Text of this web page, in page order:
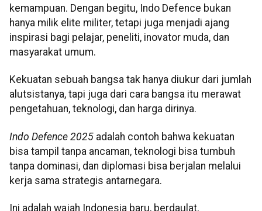
kemampuan. Dengan begitu, Indo Defence bukan
hanya milik elite militer, tetapi juga menjadi ajang
inspirasi bagi pelajar, peneliti, inovator muda, dan
masyarakat umum.
Kekuatan sebuah bangsa tak hanya diukur dari jumlah
alutsistanya, tapi juga dari cara bangsa itu merawat
pengetahuan, teknologi, dan harga dirinya.
Indo Defence 2025 adalah contoh bahwa kekuatan
bisa tampil tanpa ancaman, teknologi bisa tumbuh
tanpa dominasi, dan diplomasi bisa berjalan melalui
kerja sama strategis antarnegara.
Ini adalah wajah Indonesia baru, berdaulat,